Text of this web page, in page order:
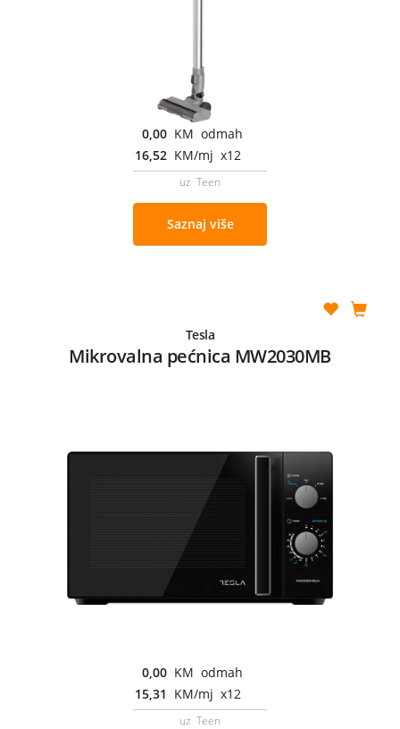
0,00 KM odmah
16,52 KM/mj x12
uz Teen
Saznaj više
Tesla
Mikrovalna pećnica MW2030MB
0,00 KM odmah
15,31 KM/mj x12
uz Teen